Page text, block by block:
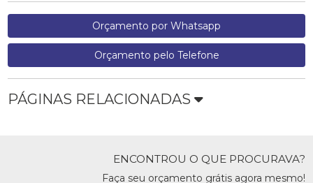
Orçamento por Whatsapp
Orçamento pelo Telefone
PÁGINAS RELACIONADAS
ENCONTROU O QUE PROCURAVA?
Faça seu orçamento grátis agora mesmo!